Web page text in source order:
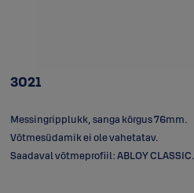
3021
Messingripplukk, sanga kõrgus 76mm.
Võtmesüdamik ei ole vahetatav.
Saadaval võtmeprofiil: ABLOY CLASSIC.